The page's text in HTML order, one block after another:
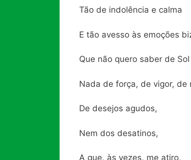
Tão de indolência e calma
E tão avesso às emoções
Que não quero saber de
Nada de força, de vigor, de
De desejos agudos,
Nem dos desatinos,
A que, às vezes, me atiro,